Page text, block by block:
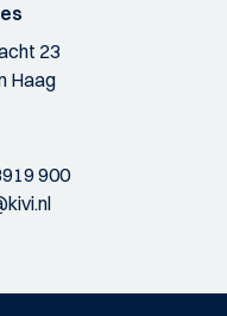
23
Haag
900